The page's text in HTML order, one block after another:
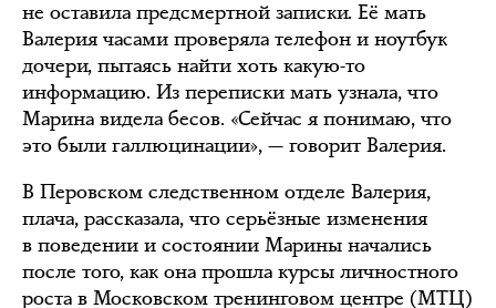
не оставила предсмертной записки. Её мать
Валерия часами проверяла телефон и ноутбук
дочери, пытаясь найти хоть какую-то
информацию. Из переписки мать узнала, что
Марина видела бесов. «Сейчас я понимаю, что
это были галлюцинации», — говорит Валерия.
В Перовском следственном отделе Валерия,
плача, рассказала, что серьёзные изменения
в поведении и состоянии Марины начались
после того, как она прошла курсы личностного
роста в Московском тренинговом центре (МТЦ)